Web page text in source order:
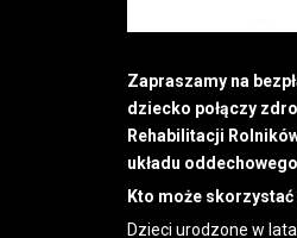
Zapraszamy na
dziecko połączy
Rehabilitacji
układu
Kto może
Dzieci urodzone w